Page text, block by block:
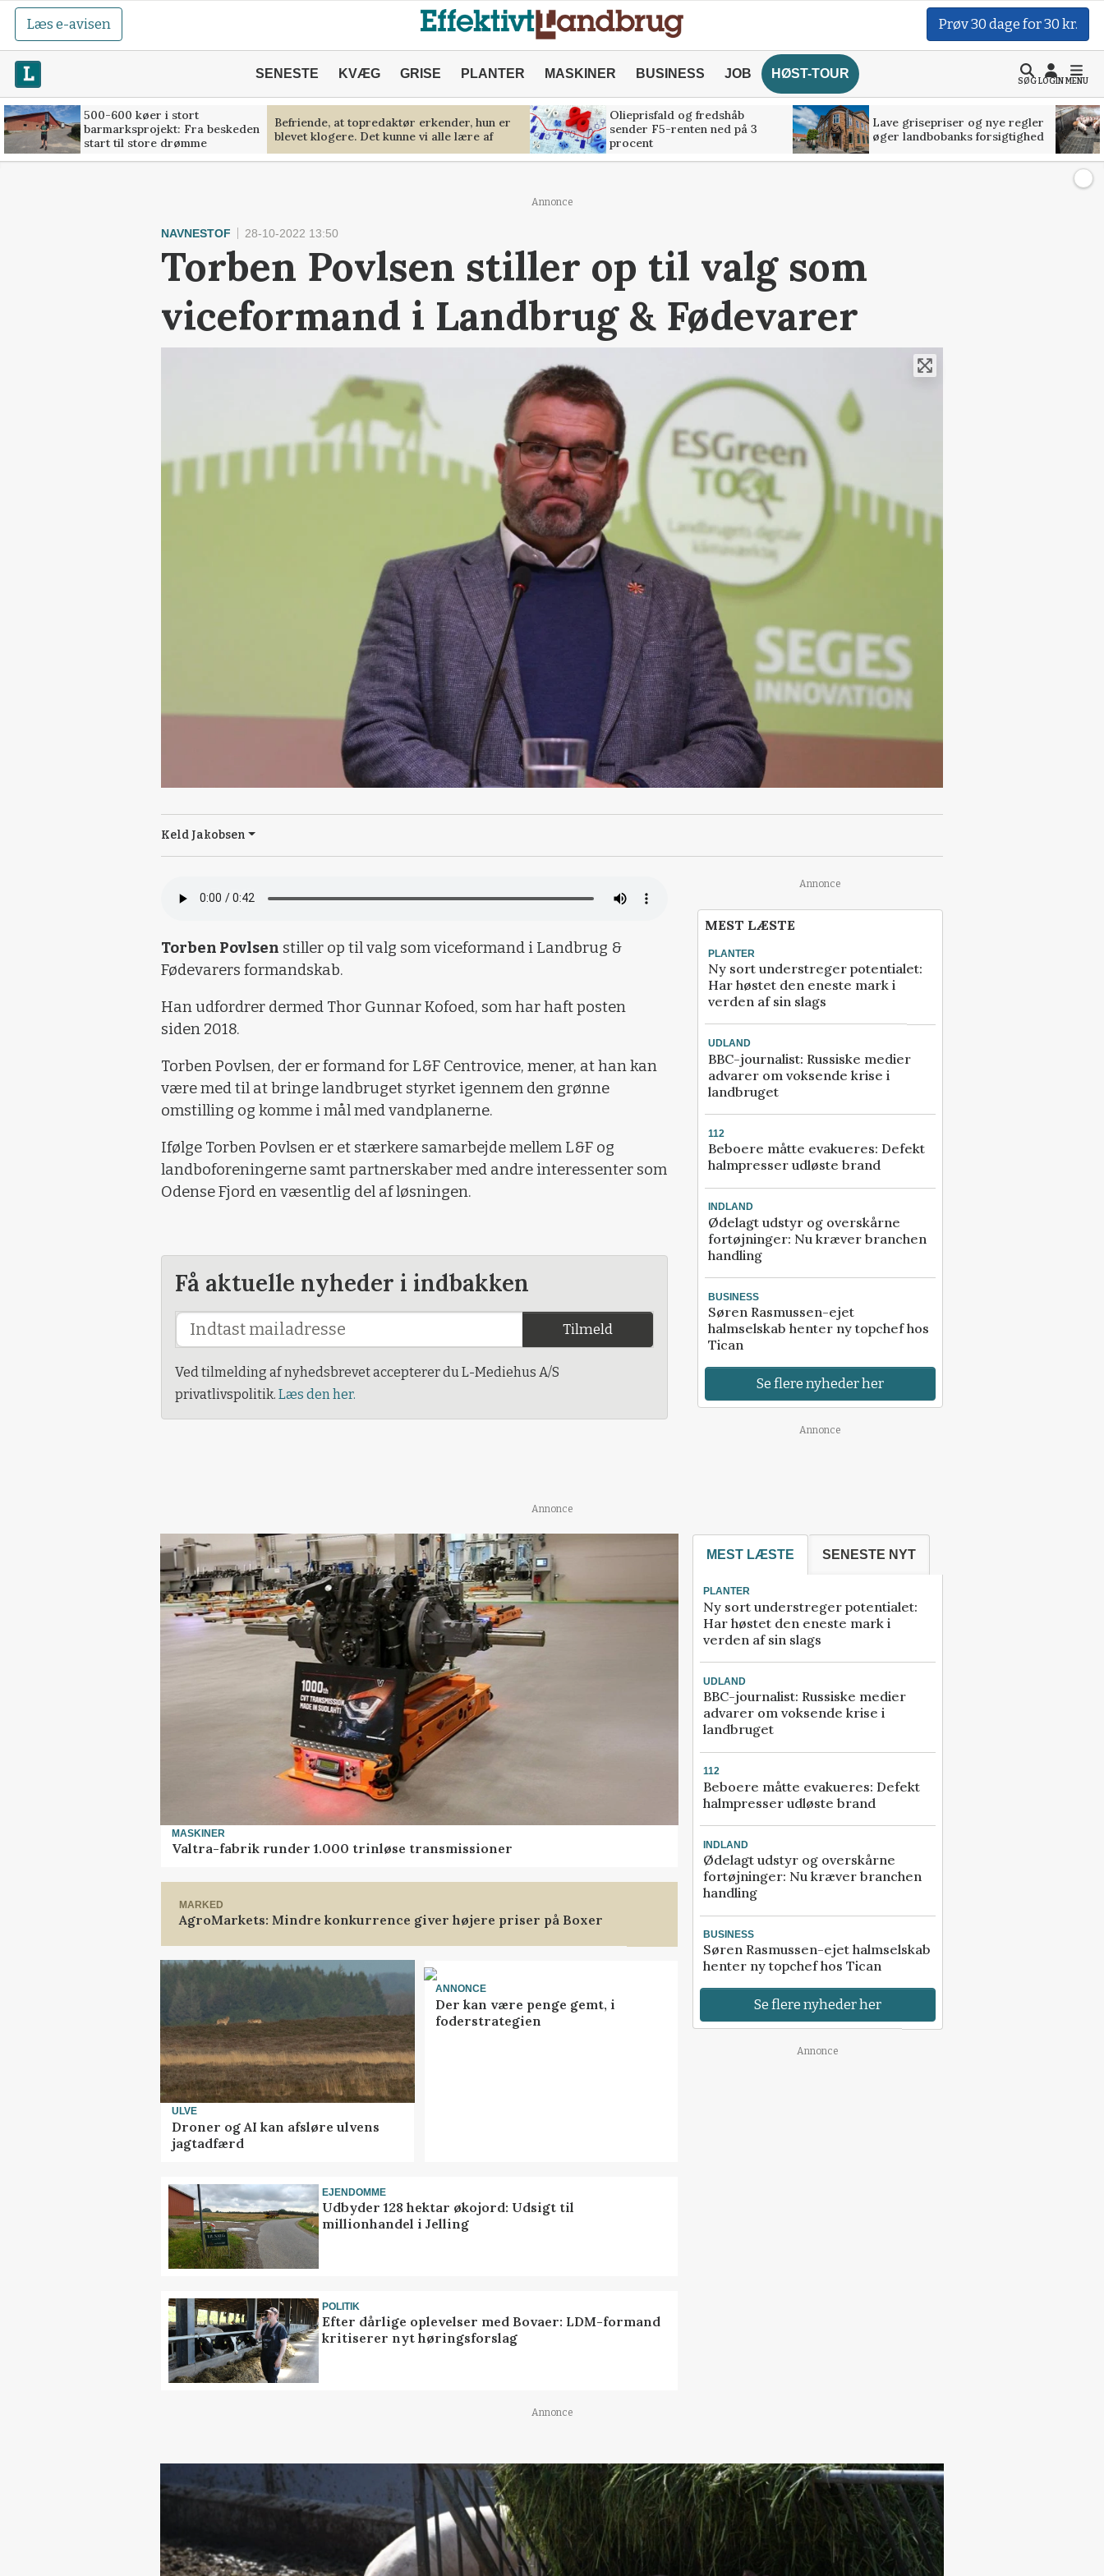
Læs e-avisen Prøv 30 dage for 30 kr.
SENESTE KVÆG GRISE PLANTER MASKINER BUSINESS JOB HØST-TOUR
SØGLOGINMENU
500-600 køer i stort
barmarksprojekt: Fra beskeden
start til store drømme
Befriende, at topredaktør erkender, hun er
blevet klogere. Det kunne vi alle lære af
Olieprisfald og fredshåb
sender F5-renten ned på 3
procent
Lave grisepriser og nye regler
øger landbobanks forsigtighed
Annonce
NAVNESTOF 28-10-2022 13:50
Torben Povlsen stiller op til valg som
viceformand i Landbrug & Fødevarer
Keld Jakobsen
Torben Povlsen stiller op til valg som viceformand i Landbrug &
Fødevarers formandskab.
Han udfordrer dermed Thor Gunnar Kofoed, som har haft posten
siden 2018.
Torben Povlsen, der er formand for L&F Centrovice, mener, at han kan
være med til at bringe landbruget styrket igennem den grønne
omstilling og komme i mål med vandplanerne.
Ifølge Torben Povlsen er et stærkere samarbejde mellem L&F og
landboforeningerne samt partnerskaber med andre interessenter som
Odense Fjord en væsentlig del af løsningen.
Få aktuelle nyheder i indbakken
Tilmeld
Ved tilmelding af nyhedsbrevet accepterer du L-Mediehus A/S
privatlivspolitik. Læs den her.
Annonce
MEST LÆSTE
PLANTER
Ny sort understreger potentialet:
Har høstet den eneste mark i
verden af sin slags
UDLAND
BBC-journalist: Russiske medier
advarer om voksende krise i
landbruget
112
Beboere måtte evakueres: Defekt
halmpresser udløste brand
INDLAND
Ødelagt udstyr og overskårne
fortøjninger: Nu kræver branchen
handling
BUSINESS
Søren Rasmussen-ejet
halmselskab henter ny topchef hos
Tican
Se flere nyheder her
Annonce
Annonce
MASKINER
Valtra-fabrik runder 1.000 trinløse transmissioner
MARKED
AgroMarkets: Mindre konkurrence giver højere priser på Boxer
ULVE
Droner og AI kan afsløre ulvens
jagtadfærd
ANNONCE
Der kan være penge gemt, i
foderstrategien
EJENDOMME
Udbyder 128 hektar økojord: Udsigt til
millionhandel i Jelling
POLITIK
Efter dårlige oplevelser med Bovaer: LDM-formand
kritiserer nyt høringsforslag
MEST LÆSTE SENESTE NYT
PLANTER
Ny sort understreger potentialet:
Har høstet den eneste mark i
verden af sin slags
UDLAND
BBC-journalist: Russiske medier
advarer om voksende krise i
landbruget
112
Beboere måtte evakueres: Defekt
halmpresser udløste brand
INDLAND
Ødelagt udstyr og overskårne
fortøjninger: Nu kræver branchen
handling
BUSINESS
Søren Rasmussen-ejet halmselskab
henter ny topchef hos Tican
Se flere nyheder her
Annonce
Annonce